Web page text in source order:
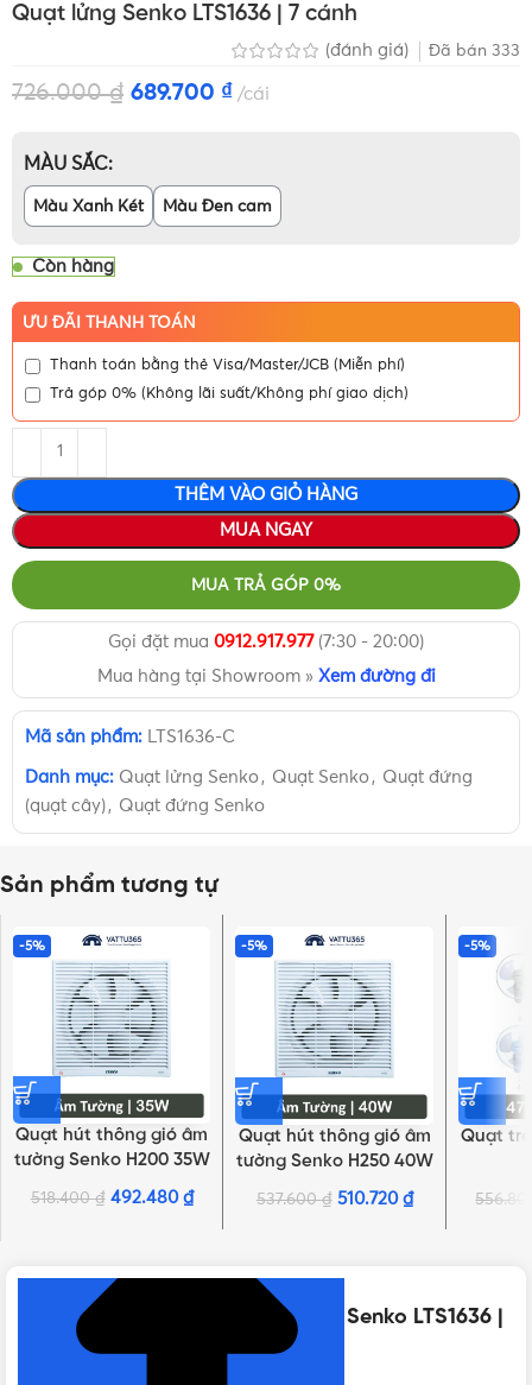
Quạt lửng Senko LTS1636 | 7 cánh
(đánh giá) Đã bán 333
726.000₫ 689.700 ₫ cái
MÀU SẮC
Màu Xanh Két Màu Đen cam
Còn hàng
ƯU ĐÃI THANH TOÁN
Thanh toán bằng thẻ Visa/Master/JCB (Miễn phí)
Trả góp 0% (Không lãi suất/Không phí giao dịch)
THÊM VÀO GIỎ HÀNG
MUA NGAY
MUA TRẢ GÓP 0%
Gọi đặt mua 0912.917.977(7:30 - 20:00)
Mua hàng tại Showroom » Xem đường đi
Mã sản phẩm: LTS1636-C
Danh mục: Quạt lửng Senko , Quạt Senko , Quạt đứng
(quạt cây) , Quạt đứng Senko
Sản phẩm tương tự
-5%
Quạt hút thông gió âm
tường Senko H200 35W
518.400₫ 492.480 ₫
-5%
Quạt hút thông gió âm
tường Senko H250 40W
537.600₫ 510.720 ₫
-5%
Quạt
Thông số kỹ thuật của Quạt lửng Senko LTS1636 |
7 cánh
NHẤN ĐỂ XEM TIẾP (THU GỌN)